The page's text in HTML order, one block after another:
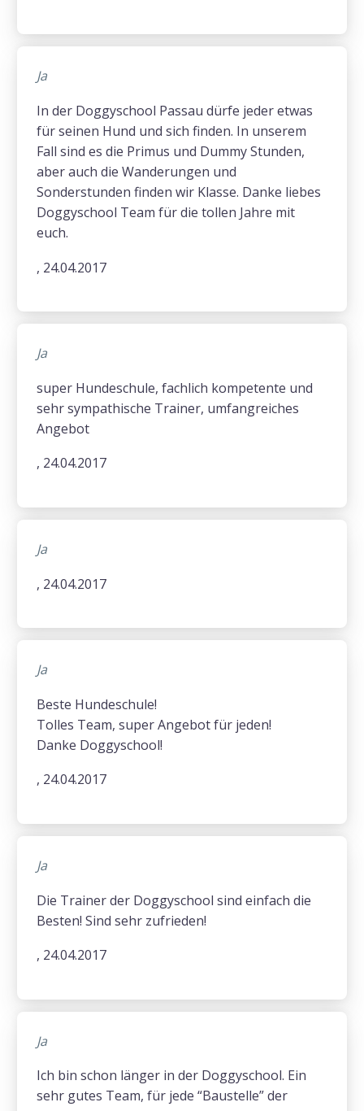
Ja
In der Doggyschool Passau dürfe jeder etwas
für seinen Hund und sich finden. In unserem
Fall sind es die Primus und Dummy Stunden,
aber auch die Wanderungen und
Sonderstunden finden wir Klasse. Danke liebes
Doggyschool Team für die tollen Jahre mit
euch.
, 24.04.2017
Ja
super Hundeschule, fachlich kompetente und
sehr sympathische Trainer, umfangreiches
Angebot
, 24.04.2017
Ja
, 24.04.2017
Ja
Beste Hundeschule!
Tolles Team, super Angebot für jeden!
Danke Doggyschool!
, 24.04.2017
Ja
Die Trainer der Doggyschool sind einfach die
Besten! Sind sehr zufrieden!
, 24.04.2017
Ja
Ich bin schon länger in der Doggyschool. Ein
sehr gutes Team, für jede “Baustelle” der